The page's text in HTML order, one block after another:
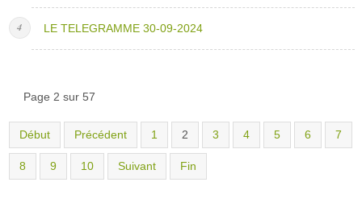
LE TELEGRAMME 30-09-2024
Page 2 sur 57
Début Précédent 1 2 3 4 5 6 7
8 9 10 Suivant Fin